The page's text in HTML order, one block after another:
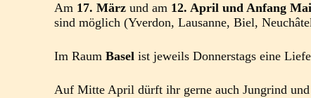
Am 17. Märzund am 12. April und Anfang
sind möglich (Yverdon, Lausanne, Biel,
Im RaumBasel ist jeweils Donnerstags eine
Auf Mitte April dürft ihr gerne auch Jungrind